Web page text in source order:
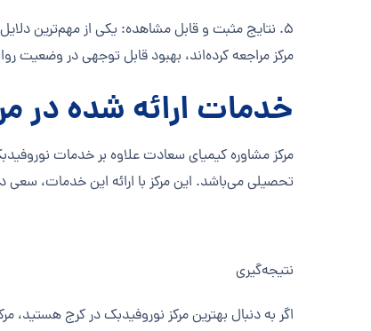
5. نتایج مثبت و قابل مشاهده: یکی از مهم‌ترین
مرکز مراجعه کرده‌اند، بهبود قابل توجهی در وضعیت
خدمات ارائه شده در
مرکز مشاوره کیمیای سعادت علاوه بر خدمات
تحصیلی می‌باشد. این مرکز با ارائه این خدمات، سعی
نتیجه‌گیری
اگر به دنبال بهترین مرکز نوروفیدبک در کرج